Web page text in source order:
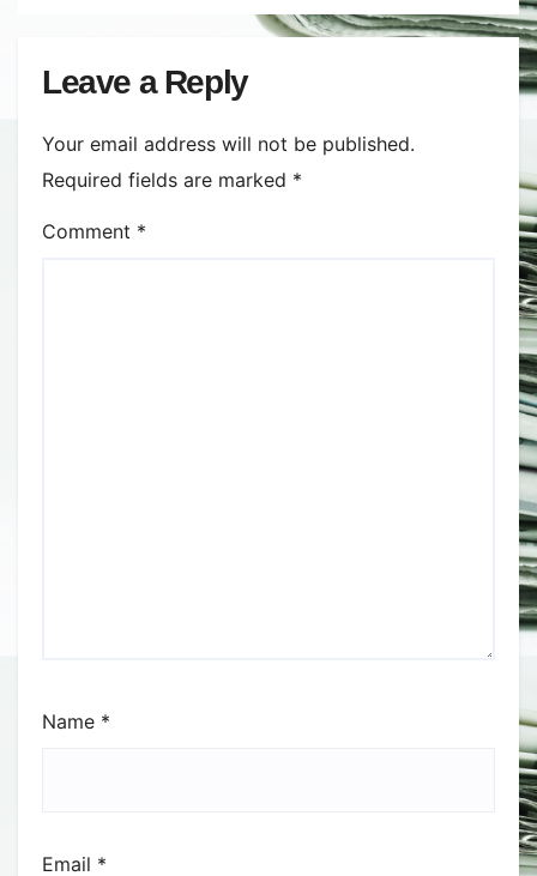
Leave a Reply
Your email address will not be published.
Required fields are marked *
Comment *
Name *
Email *